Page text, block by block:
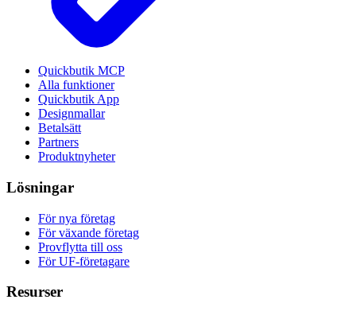
Quickbutik MCP
Alla funktioner
Quickbutik App
Designmallar
Betalsätt
Partners
Produktnyheter
Lösningar
För nya företag
För växande företag
Provflytta till oss
För UF-företagare
Resurser